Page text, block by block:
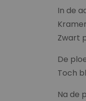
In de
Zwart
De
Toch
Na de